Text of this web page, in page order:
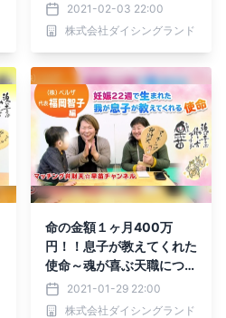
生トライ&エラー〉が公開
中！
2021-02-03 22:00
株式会社ダイシングランド
命の金額１ヶ月400万
円！！息子が教えてくれた
使命～魂が喜ぶ天職につい
ての対談連載～
2021-01-29 22:00
株式会社ダイシングランド